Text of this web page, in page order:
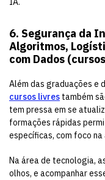
6. Segurança da
Algoritmos,
com Dados
Além das graduações e
cursos livres também
tem pressa em se
formações rápidas
específicas, com foco
Na área de tecnologia,
olhos, e acompanhar